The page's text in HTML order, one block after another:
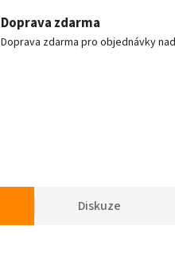
Doprava zdarma
Doprava zdarma pro objednávky
Diskuze